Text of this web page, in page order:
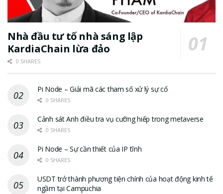
Nhà đầu tư tố nhà sáng lập
KardiaChain lừa đảo
0 SHARES
Pi Node – Giải mã các tham số xử lý sự cố
0 SHARES
Cảnh sát Anh điều tra vụ cưỡng hiếp trong metaverse
0 SHARES
Pi Node – Sự cần thiết của IP tĩnh
0 SHARES
USDT trở thành phương tiện chính của hoạt động kinh tế
ngầm tại Campuchia